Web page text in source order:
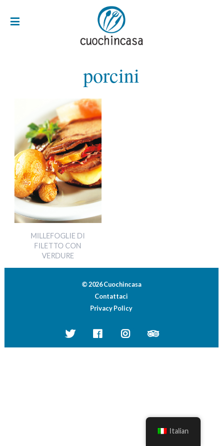
porcini
MILLEFOGLIE DI
FILETTO CON
VERDURE
© 2026 Cuochincasa
Contattaci
Privacy Policy
Italian